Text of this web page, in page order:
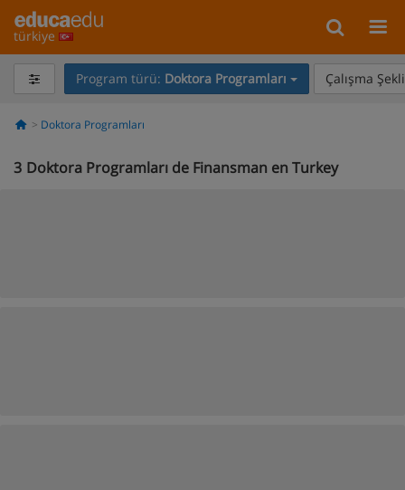
türkiye
Program türü: Doktora Programları Çalışma
Doktora Programları
3 Doktora Programları de Finansman en Turkey